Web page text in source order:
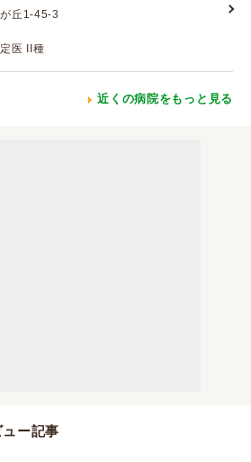
丘1-45-3
医 II種
近くの病院をもっと見る
ュー記事